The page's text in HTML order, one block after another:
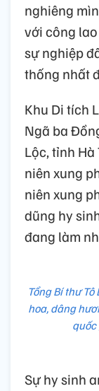
nghiêng
với công
sự nghiệp
thống nhất
Khu Di tích
Ngã ba
Lộc, tỉnh
niên xung
niên xung
dũng hy
đang làm
Tổng Bí thư
hoa, dâng
quốc
Sự hy sinh